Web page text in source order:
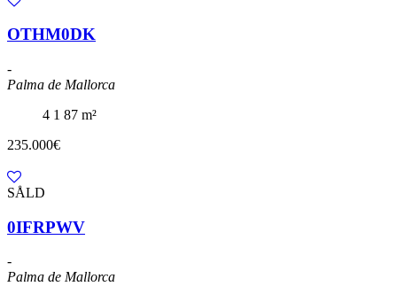
OTHM0DK
-
Palma de Mallorca
4 1 87 m²
235.000€
SÅLD
0IFRPWV
-
Palma de Mallorca